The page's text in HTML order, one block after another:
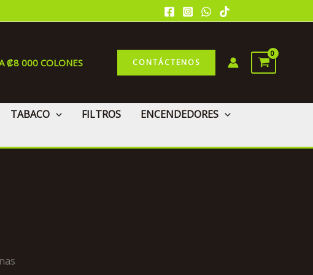
₡8 000 COLONES CONTÁCTENOS
TABACO FILTROS
ENCENDEDORES